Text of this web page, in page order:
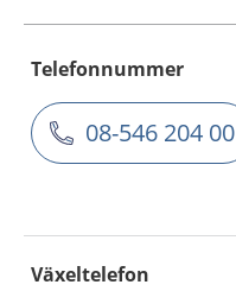
Telefonnummer
08-546 204 00
Växeltelefon